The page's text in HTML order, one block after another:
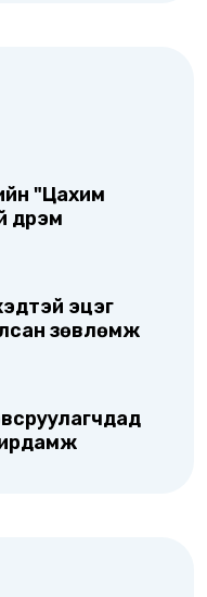
"Цахим
дүрэм
эцэг
зөвлөмж